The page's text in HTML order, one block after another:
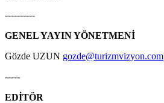
----------
GENEL YAYIN YÖNETMENİ
Gözde UZUN gozde@turizmvizyon.com
-----
EDİTÖR